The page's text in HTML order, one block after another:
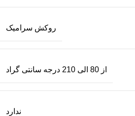
روکش سرامیک
از 80 الی 210 درجه سانتی گراد
ندارد